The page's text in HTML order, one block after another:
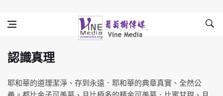
認識真理
Vine Media
葡萄樹傳媒
認識真理
耶和華的道理潔淨、存到永遠．耶和華的典章真實、全然公